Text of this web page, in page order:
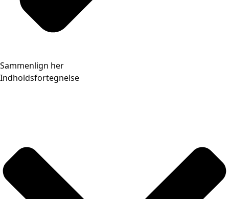
Sammenlign her
Indholdsfortegnelse